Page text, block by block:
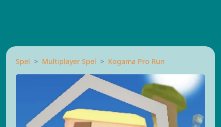
Spel Multiplayer Spel Kogama Pro Run